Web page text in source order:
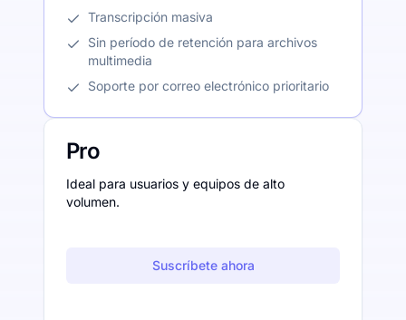
Transcripción masiva
Sin período de retención para archivos
multimedia
Soporte por correo electrónico prioritario
Pro
Ideal para usuarios y equipos de alto
volumen.
Suscríbete ahora